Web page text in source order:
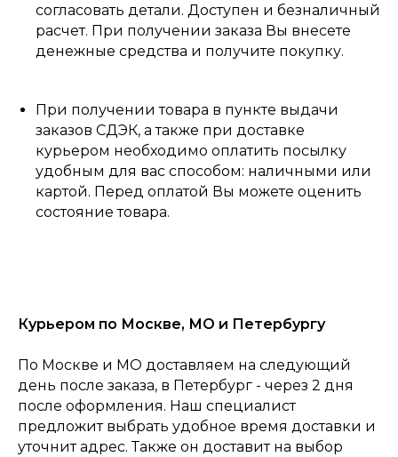
согласовать детали. Доступен и безналичный
расчет. При получении заказа Вы внесете
денежные средства и получите покупку.
При получении товара в пункте выдачи
заказов СДЭК, а также при доставке
курьером необходимо оплатить посылку
удобным для вас способом: наличными или
картой. Перед оплатой Вы можете оценить
состояние товара.
Курьером по Москве, МО и Петербургу
По Москве и МО доставляем на следующий
день после заказа, в Петербург - через 2 дня
после оформления. Наш специалист
предложит выбрать удобное время доставки и
уточнит адрес. Также он доставит на выбор